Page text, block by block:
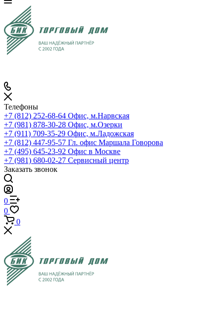
Телефоны
+7 (812) 252-68-64 Офис, м.Нарвская
+7 (981) 878-30-28 Офис, м.Озерки
+7 (911) 709-35-29 Офис, м.Ладожская
+7 (812) 447-95-57 Гл. офис Маршала Говорова
+7 (495) 645-23-92 Офис в Москве
+7 (981) 680-02-27 Сервисный центр
Заказать звонок
0
0
0